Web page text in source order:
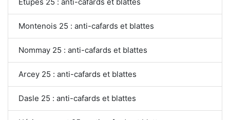
Montenois 25 : anti-cafards et blattes
Nommay 25 : anti-cafards et blattes
Arcey 25 : anti-cafards et blattes
Dasle 25 : anti-cafards et blattes